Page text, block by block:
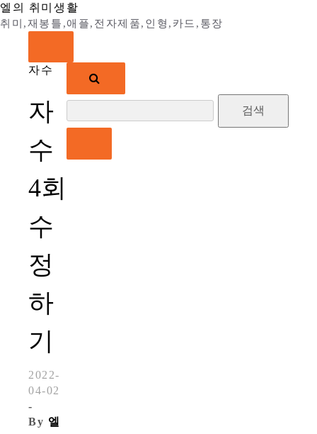
Skip
to
엘의 취미생활
취미,재봉틀,애플,전자제품,인형,카드,통장
검
자수
자
수
4회
수
정
하
기
2022-
04-02
-
By 엘